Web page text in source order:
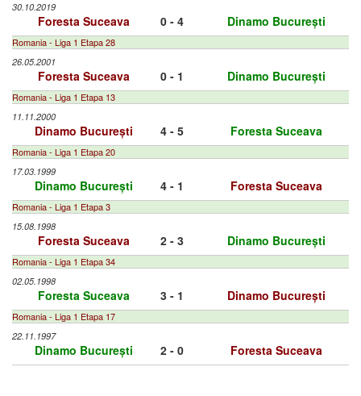
30.10.2019
Foresta Suceava 0 - 4 Dinamo București
Romania - Liga 1 Etapa 28
26.05.2001
Foresta Suceava 0 - 1 Dinamo București
Romania - Liga 1 Etapa 13
11.11.2000
Dinamo București 4 - 5 Foresta Suceava
Romania - Liga 1 Etapa 20
17.03.1999
Dinamo București 4 - 1 Foresta Suceava
Romania - Liga 1 Etapa 3
15.08.1998
Foresta Suceava 2 - 3 Dinamo București
Romania - Liga 1 Etapa 34
02.05.1998
Foresta Suceava 3 - 1 Dinamo București
Romania - Liga 1 Etapa 17
22.11.1997
Dinamo București 2 - 0 Foresta Suceava